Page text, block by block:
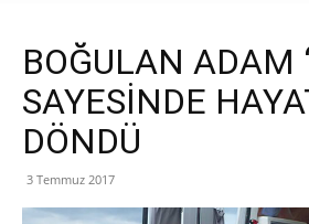
BOĞULAN ADAM
SAYESİNDE
DÖNDÜ
3 Temmuz 2017